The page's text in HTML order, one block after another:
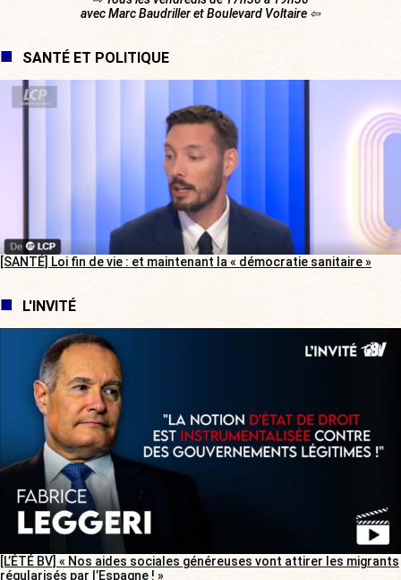
avec Marc Baudriller et Boulevard Voltaire ⇦
SANTÉ ET POLITIQUE
[SANTÉ] Loi fin de vie : et maintenant la « démocratie sanitaire »
L'INVITÉ
[L’ÉTÉ BV] « Nos aides sociales généreuses vont attirer les migrants
régularisés par l’Espagne ! »